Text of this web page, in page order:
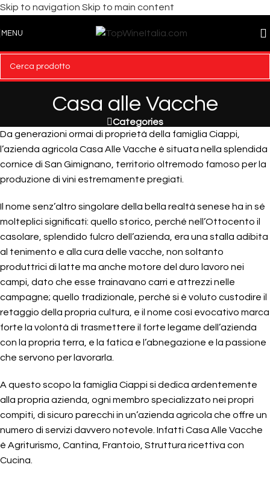
Skip to navigation Skip to main content
MENU
Casa alle Vacche
Categories
Da generazioni ormai di proprietà della famiglia Ciappi,
l’azienda agricola Casa Alle Vacche è situata nella splendida
cornice di San Gimignano, territorio oltremodo famoso per la
produzione di vini estremamente pregiati.
Il nome senz’altro singolare della bella realtà senese ha in sé
molteplici significati: quello storico, perché nell’Ottocento il
casolare, splendido fulcro dell’azienda, era una stalla adibita
al tenimento e alla cura delle vacche, non soltanto
produttrici di latte ma anche motore del duro lavoro nei
campi, dato che esse trainavano carri e attrezzi nelle
campagne; quello tradizionale, perché si è voluto custodire il
retaggio della propria cultura, e il nome così evocativo marca
forte la volontà di trasmettere il forte legame dell’azienda
con la propria terra, e la fatica e l’abnegazione e la passione
che servono per lavorarla.
A questo scopo la famiglia Ciappi si dedica ardentemente
alla propria azienda, ogni membro specializzato nei propri
compiti, di sicuro parecchi in un’azienda agricola che offre un
numero di servizi davvero notevole. Infatti Casa Alle Vacche
è Agriturismo, Cantina, Frantoio, Struttura ricettiva con
Cucina.